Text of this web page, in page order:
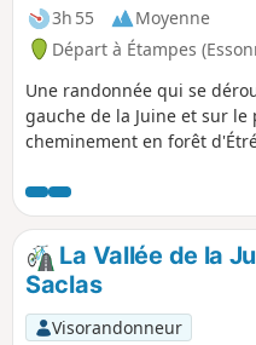
3h 55
Moyenne
Départ à Étampes
Une randonnée qui se
gauche de la Juine et sur
cheminement en forêt
La Vallée de la
Saclas
Visorandonneur